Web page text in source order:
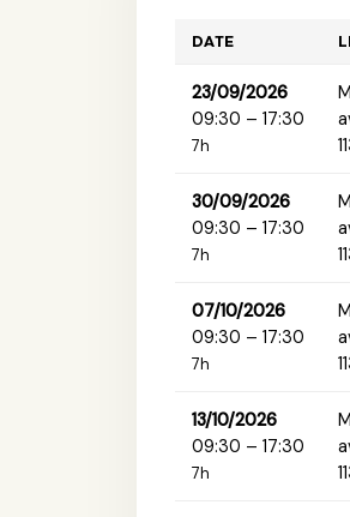
DATE
23/09/2026
09:30 – 17:30
7h
30/09/2026
09:30 – 17:30
7h
07/10/2026
09:30 – 17:30
7h
13/10/2026
09:30 – 17:30
7h